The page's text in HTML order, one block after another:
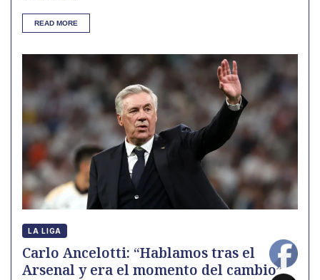
READ MORE
LA LIGA
Carlo Ancelotti: “Hablamos tras el
Arsenal y era el momento del cambio”